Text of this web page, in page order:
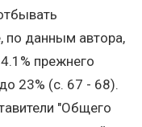
по данным автора,
прежнего
23% (с. 67 - 68).
"Общего